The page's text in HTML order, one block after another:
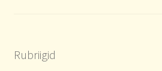
Rubriigid